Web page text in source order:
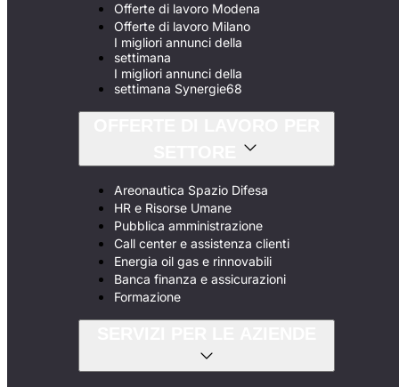
Offerte di lavoro Modena
Offerte di lavoro Milano
I migliori annunci della
settimana
I migliori annunci della
settimana Synergie68
Areonautica Spazio Difesa
HR e Risorse Umane
Pubblica amministrazione
Call center e assistenza clienti
Energia oil gas e rinnovabili
Banca finanza e assicurazioni
Formazione